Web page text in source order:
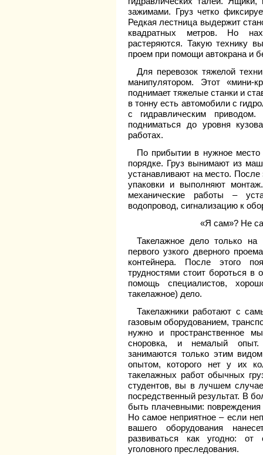
зажимами. Груз четко
Редкая лестница выдержит
квадратных метров. Но
растеряются. Такую технику
проем при помощи автокрана и
Для перевозок тяжелой
манипулятором. Этот «мини-
поднимает тяжелые станки и
в тонну есть автомобили с
с гидравлическим
подниматься до уровня
работах.
По прибытии в нужное
порядке. Груз вынимают из
устанавливают на место. После
упаковки и выполняют
механические работы –
водопровод, сигнализацию к
«Я сам»? Не
Такелажное дело только
первого узкого дверного
контейнера. После этого
трудностями стоит бороться в
помощь специалистов,
такелажное) дело.
Такелажники работают с
газовым оборудованием,
нужно и пространственное
сноровка, и немалый опыт.
занимаются только этим
опытом, которого нет у их
такелажных работ обычных
студентов, вы в лучшем
посредственный результат. В
быть плачевными: повреждения
Но самое неприятное – если
вашего оборудования
развиваться как угодно:
уголовного преследования.